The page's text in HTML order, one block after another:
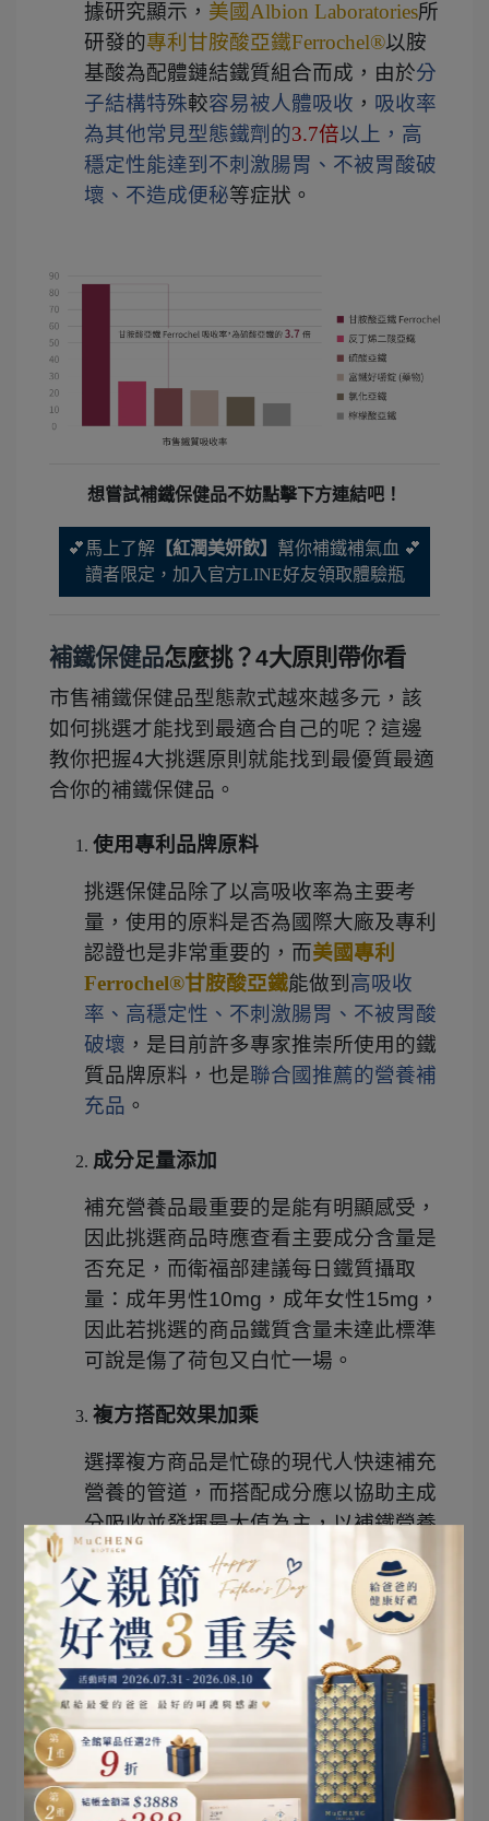
據研究顯示， 美國Albion Laboratories所
研發的專利甘胺酸亞鐵Ferrochel®以胺
基酸為配體鏈結鐵質組合而成，由於分
子結構特殊較容易被人體吸收 ， 吸收率
為其他常見型態鐵劑的3.7倍以上，高
穩定性能達到不刺激腸胃、不被胃酸破
壞、不造成便秘等症狀。
想嘗試補鐵保健品不妨點擊下方連結吧！
💕馬上了解 【紅潤美妍飲】 幫你補鐵補氣血 💕
讀者限定，加入官方LINE好友領取體驗瓶
補鐵保健品怎麼挑？4大原則帶你看
市售補鐵保健品型態款式越來越多元，該
如何挑選才能找到最適合自己的呢？這邊
教你把握4大挑選原則就能找到最優質最適
合你的補鐵保健品。
使用專利品牌原料
挑選保健品除了以高吸收率為主要考
量，使用的原料是否為國際大廠及專利
認證也是非常重要的，而美國專利
Ferrochel®甘胺酸亞鐵能做到 高吸收
率、高穩定性、不刺激腸胃、不被胃酸
破壞 ，是目前許多專家推崇所使用的鐵
質品牌原料，也是聯合國推薦的營養補
充品 。
成分足量添加
補充營養品最重要的是能有明顯感受，
因此挑選商品時應查看主要成分含量是
否充足，而衛福部建議每日鐵質攝取
量：成年男性10mg，成年女性15mg，
因此若挑選的商品鐵質含量未達此標準
可說是傷了荷包又白忙一場。
複方搭配效果加乘
選擇複方商品是忙碌的現代人快速補充
營養的管道，而搭配成分應以協助主成
分吸收並發揮最大值為主，以補鐵營養
品為例，添加
天然維生素C
能幫助提高
代謝並增加鐵質吸收，使吸收率大幅提
升，另外同時添加
葉酸、B12
等維生素
更能有助於形成正常紅血球、增進神經
健康，使體內循環更加完整並全方位的
補充營養。
嚴格檢驗 食用安心有保障
食安問題一直是國人最在乎的議題，對